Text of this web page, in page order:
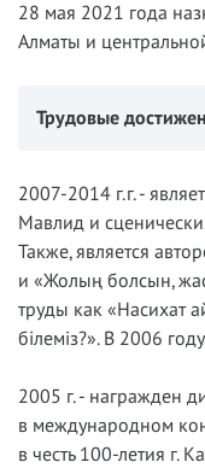
28 мая 2021 года
Алматы и
Трудовые
2007-2014 г.г. -
Мавлид и
Также, является
и «Жолың болсын,
труды как «Насихат
білеміз?». В 2006
2005 г. - награжден
в международном
в честь 100-летия г.